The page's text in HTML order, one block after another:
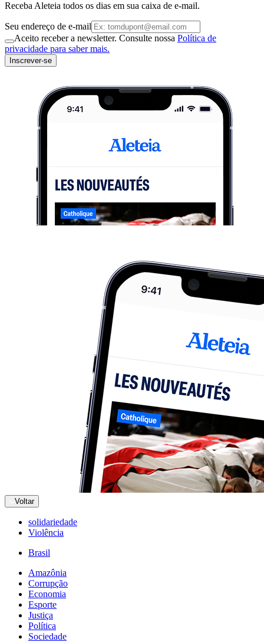
Receba Aleteia todos os dias em sua caixa de e-mail.
Seu endereço de e-mail
Aceito receber a newsletter. Consulte nossa Política de
privacidade para saber mais.
Inscrever-se
Voltar
solidariedade
Violência
Brasil
Amazônia
Corrupção
Economia
Esporte
Justiça
Política
Sociedade